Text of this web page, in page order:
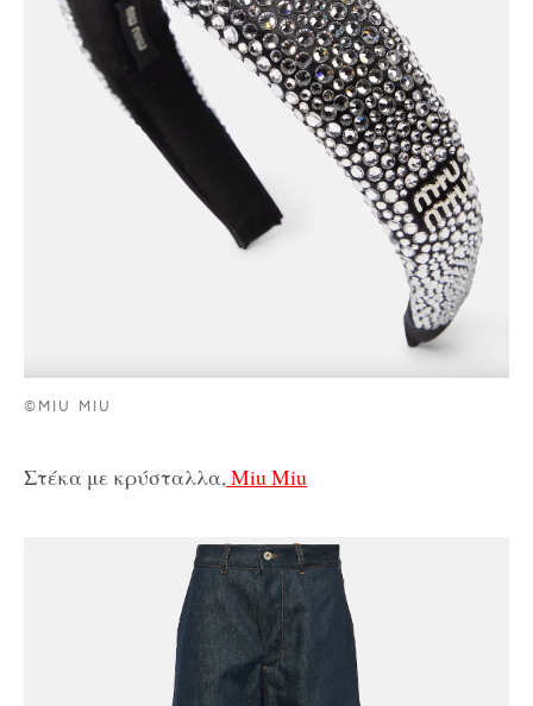
©MIU MIU
Στέκα με κρύσταλλα, Miu Miu